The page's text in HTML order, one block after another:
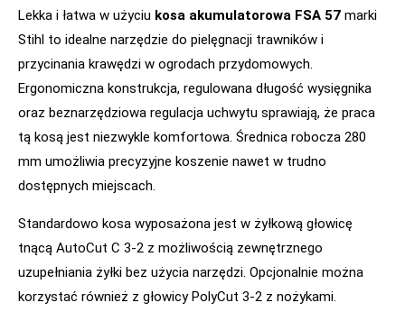
Lekka i łatwa w użyciu kosa akumulatorowa FSA 57 marki
Stihl to idealne narzędzie do pielęgnacji trawników i
przycinania krawędzi w ogrodach przydomowych.
Ergonomiczna konstrukcja, regulowana długość wysięgnika
oraz beznarzędziowa regulacja uchwytu sprawiają, że praca
tą kosą jest niezwykle komfortowa. Średnica robocza 280
mm umożliwia precyzyjne koszenie nawet w trudno
dostępnych miejscach.
Standardowo kosa wyposażona jest w żyłkową głowicę
tnącą AutoCut C 3-2 z możliwością zewnętrznego
uzupełniania żyłki bez użycia narzędzi. Opcjonalnie można
korzystać również z głowicy PolyCut 3-2 z nożykami.